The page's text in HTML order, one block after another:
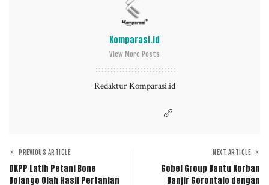
Komparasi.id
View More Posts
Redaktur Komparasi.id
PREVIOUS ARTICLE
DKPP Latih Petani Bone
Bolango Olah Hasil Pertanian
NEXT ARTICLE
Gobel Group Bantu Korban
Banjir Gorontalo dengan